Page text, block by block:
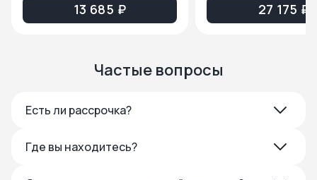
13 685 ₽ 27 175 ₽
Частые вопросы
Есть ли рассрочка?
Где вы находитесь?